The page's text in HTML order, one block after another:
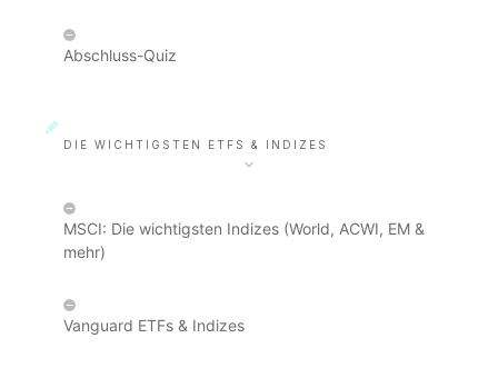
Abschluss-Quiz
DIE WICHTIGSTEN ETFS & INDIZES
MSCI: Die wichtigsten Indizes (World, ACWI, EM &
mehr)
Vanguard ETFs & Indizes